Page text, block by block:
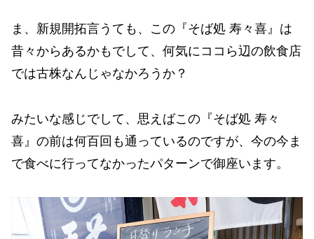
ま、新規開拓言うても、この『そば処 寿々喜』は
昔々からあるかもでして、何気にココら辺の飲食店
では古株なんじゃなかろうか？
みたいな感じでして、思えばこの『そば処 寿々
喜』の前は何百回も通っているのですが、今の今ま
で食べに行ってなかったパターンで御座います。